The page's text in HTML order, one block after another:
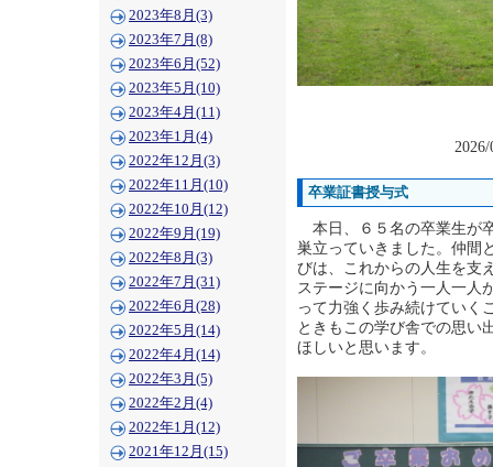
2023年8月(3)
2023年7月(8)
2023年6月(52)
2023年5月(10)
2023年4月(11)
2023年1月(4)
2022年12月(3)
2022年11月(10)
2022年10月(12)
2022年9月(19)
2022年8月(3)
2022年7月(31)
2022年6月(28)
2022年5月(14)
2022年4月(14)
2022年3月(5)
2022年2月(4)
2022年1月(12)
2021年12月(15)
卒業証書授与式
本日、６５名の卒業生が
巣立っていきました。仲間
びは、これからの人生を支
ステージに向かう一人一人
って力強く歩み続けていく
ときもこの学び舎での思い
ほしいと思います。